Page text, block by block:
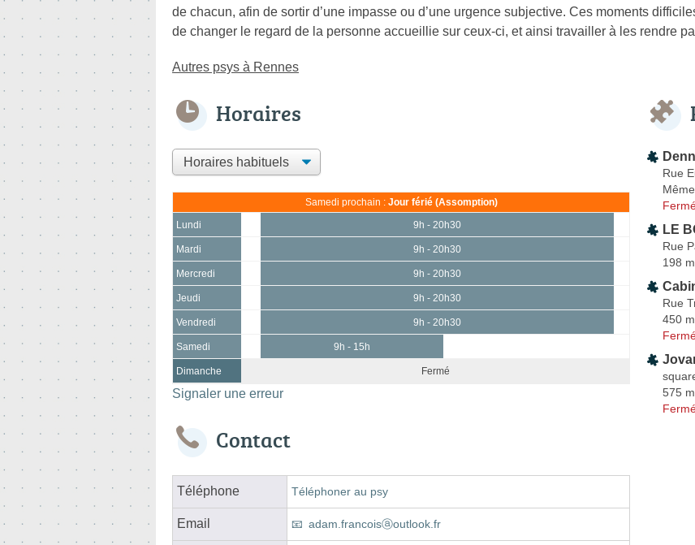
de chacun, afin de sortir d’une impasse ou d’une urgence subjective. Ces moments
de changer le regard de la personne accueillie sur ceux-ci, et ainsi travailler à les rendre
Autres psys à Rennes
Horaires
Samedi prochain : Jour férié (Assomption)
Lundi 9h - 20h30
Mardi 9h - 20h30
Mercredi 9h - 20h30
Jeudi 9h - 20h30
Vendredi 9h - 20h30
Samedi 9h - 15h
Dimanche Fermé
Signaler une erreur
Contact
Téléphone Téléphoner au psy
Email adam.francoisⓐoutlook.fr
Rue
LE
Rue
198
Rue
450
575